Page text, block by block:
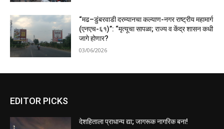
“मढ–डुंबरवाडी दरम्यानचा कल्याण-नगर राष्ट्रीय महामार्ग
(एनएच-६१)”: “मृत्यूचा सापळा; राज्य व केंद्र शासन कधी
जागे होणार?
03/06/2026
EDITOR PICKS
देशहिताला प्राधान्य द्या; जागरूक नागरिक बना!